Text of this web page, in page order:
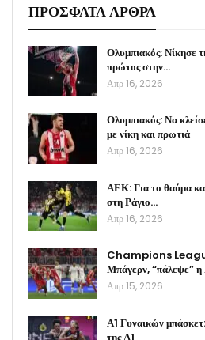
ΠΡΟΣΦΑΤΑ ΑΡΘΡΑ
Ολυμπιακός: Νίκησε
πρώτος στην…
Απρ 16, 2026
Ολυμπιακός: Να
με νίκη και πρωτιά
Απρ 16, 2026
ΑΕΚ: Για το θαύμα
στη Ράγιο…
Απρ 16, 2026
Champions
Μπάγερν, “πάλεψε” η
Απρ 15, 2026
Α1 Γυναικών